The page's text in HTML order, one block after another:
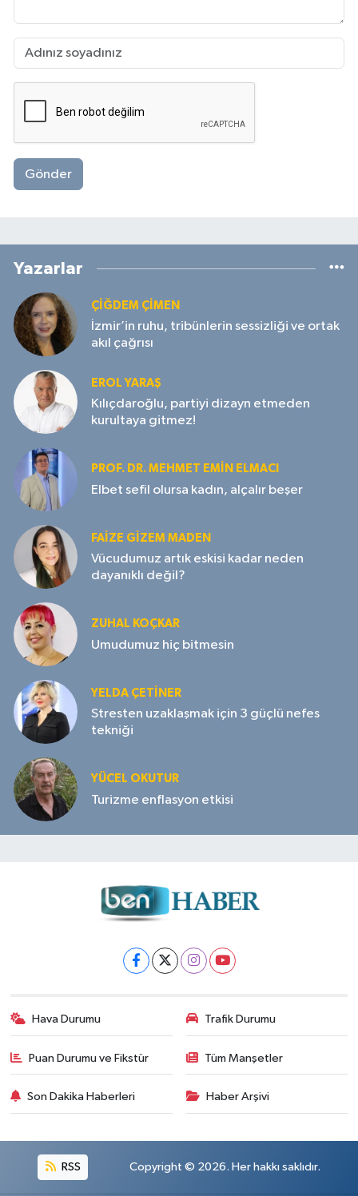
Gönder
Yazarlar
ÇIĞDEM ÇIMEN
İzmir’in ruhu, tribünlerin sessizliği ve ortak
akıl çağrısı
EROL YARAŞ
Kılıçdaroğlu, partiyi dizayn etmeden
kurultaya gitmez!
PROF. DR. MEHMET EMIN ELMACI
Elbet sefil olursa kadın, alçalır beşer
FAIZE GIZEM MADEN
Vücudumuz artık eskisi kadar neden
dayanıklı değil?
ZUHAL KOÇKAR
Umudumuz hiç bitmesin
YELDA ÇETİNER
Stresten uzaklaşmak için 3 güçlü nefes
tekniği
YÜCEL OKUTUR
Turizme enflasyon etkisi
Hava Durumu Trafik Durumu
Puan Durumu ve Fikstür Tüm Manşetler
Son Dakika Haberleri Haber Arşivi
RSS Copyright © 2026. Her hakkı saklıdır.